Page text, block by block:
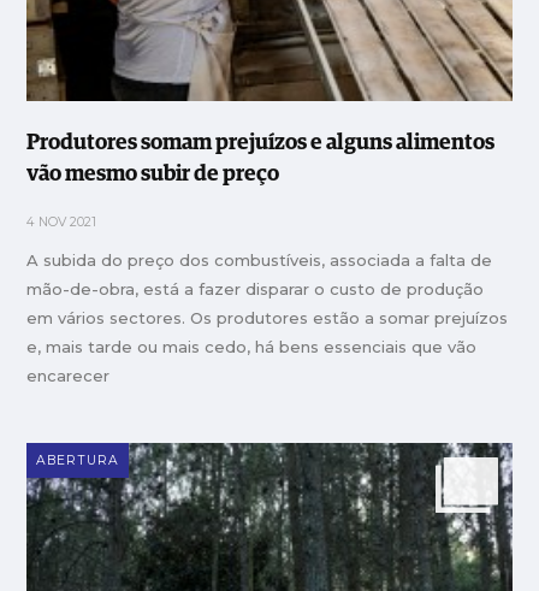
Produtores somam prejuízos e alguns alimentos
vão mesmo subir de preço
4 NOV 2021
A subida do preço dos combustíveis, associada a falta de
mão-de-obra, está a fazer disparar o custo de produção
em vários sectores. Os produtores estão a somar prejuízos
e, mais tarde ou mais cedo, há bens essenciais que vão
encarecer
ABERTURA